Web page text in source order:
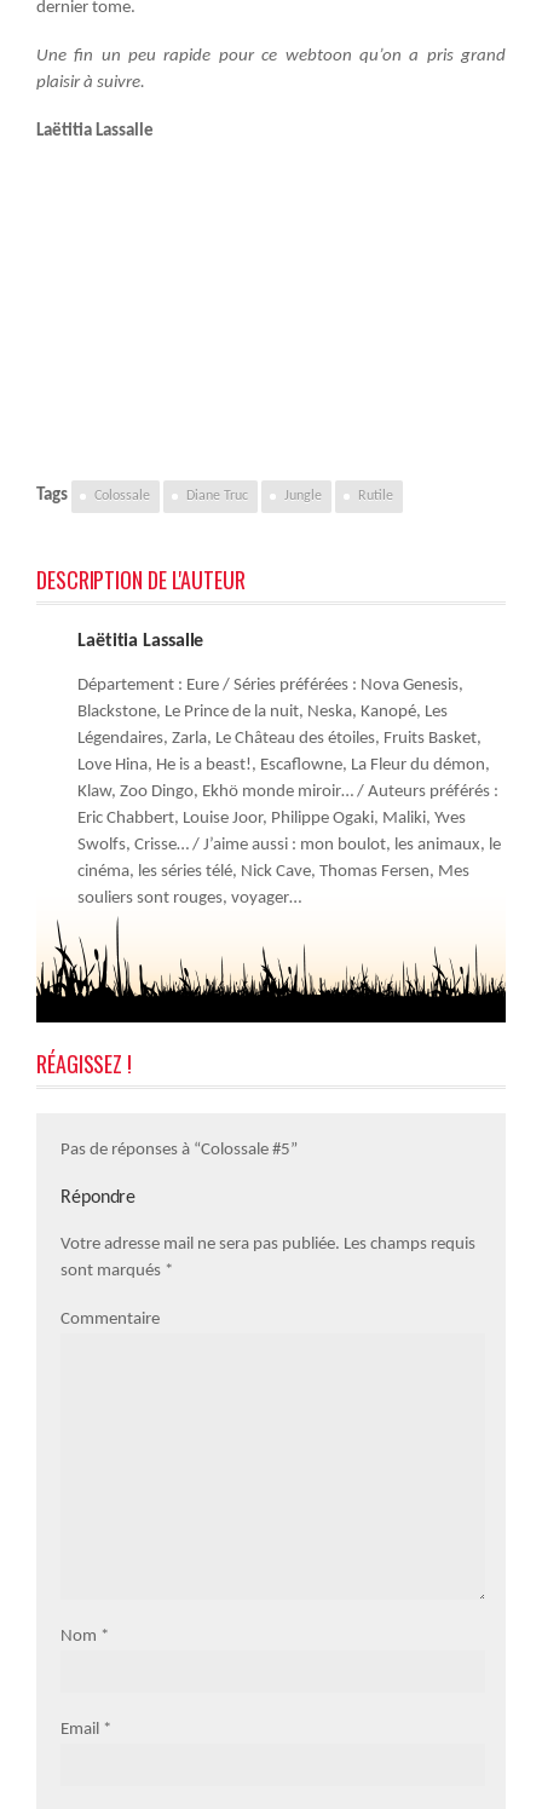
dernier tome.
Une fin un peu rapide pour ce webtoon qu’on a pris grand
plaisir à suivre.
Laëtitia Lassalle
Tags Colossale Diane Truc Jungle Rutile
DESCRIPTION DE L'AUTEUR
Laëtitia Lassalle
Département : Eure / Séries préférées : Nova Genesis,
Blackstone, Le Prince de la nuit, Neska, Kanopé, Les
Légendaires, Zarla, Le Château des étoiles, Fruits Basket,
Love Hina, He is a beast!, Escaflowne, La Fleur du démon,
Klaw, Zoo Dingo, Ekhö monde miroir… / Auteurs préférés :
Eric Chabbert, Louise Joor, Philippe Ogaki, Maliki, Yves
Swolfs, Crisse… / J’aime aussi : mon boulot, les animaux, le
cinéma, les séries télé, Nick Cave, Thomas Fersen, Mes
souliers sont rouges, voyager…
RÉAGISSEZ !
Pas de réponses à “Colossale #5”
Répondre
Votre adresse mail ne sera pas publiée. Les champs requis
sont marqués *
Commentaire
Nom *
Email *